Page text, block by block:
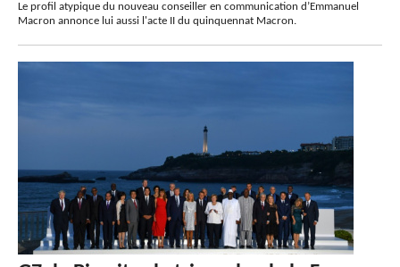
Le profil atypique du nouveau conseiller en communication d’Emmanuel
Macron annonce lui aussi l'acte II du quinquennat Macron.